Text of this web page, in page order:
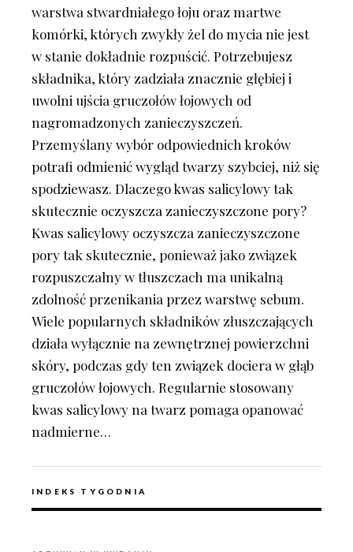
warstwa stwardniałego łoju oraz martwe
komórki, których zwykły żel do mycia nie jest
w stanie dokładnie rozpuścić. Potrzebujesz
składnika, który zadziała znacznie głębiej i
uwolni ujścia gruczołów łojowych od
nagromadzonych zanieczyszczeń.
Przemyślany wybór odpowiednich kroków
potrafi odmienić wygląd twarzy szybciej, niż się
spodziewasz. Dlaczego kwas salicylowy tak
skutecznie oczyszcza zanieczyszczone pory?
Kwas salicylowy oczyszcza zanieczyszczone
pory tak skutecznie, ponieważ jako związek
rozpuszczalny w tłuszczach ma unikalną
zdolność przenikania przez warstwę sebum.
Wiele popularnych składników złuszczających
działa wyłącznie na zewnętrznej powierzchni
skóry, podczas gdy ten związek dociera w głąb
gruczołów łojowych. Regularnie stosowany
kwas salicylowy na twarz pomaga opanować
nadmierne…
INDEKS TYGODNIA